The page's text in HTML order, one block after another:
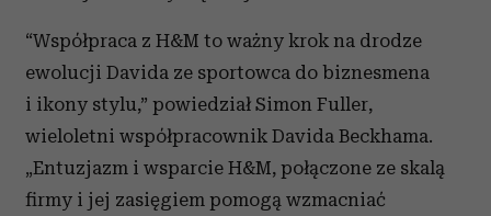
“Współpraca z H&M to ważny krok na drodze
ewolucji Davida ze sportowca do biznesmena
i ikony stylu,” powiedział Simon Fuller,
wieloletni współpracownik Davida Beckhama.
„Entuzjazm i wsparcie H&M, połączone ze skalą
firmy i jej zasięgiem pomogą wzmacniać